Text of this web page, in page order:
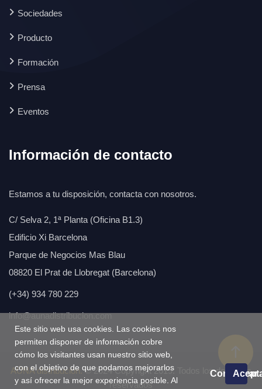
Sociedades
Producto
Formación
Prensa
Eventos
Información de contacto
Estamos a tu disposición, contacta con nosotros.
C/ Selva 2, 1ª Planta (Oficina B1.3)
Edificio Xi Barcelona
Parque de Negocios Mas Blau
08820 El Prat de Llobregat (Barcelona)
(+34) 934 780 229
info@aunadistribucion.com
AÚNA distribución.© 2024 Copyright 2019. Todos los derechos
reservados
Este sitio web usa cookies. Las cookies nos
permiten disponer de información cobre
cómo los visitantes usan nuestro sitio web,
con el objetivo de que podamos mejorarlos
y así ofrecer la mejor experiencia posible. Al
Configurar